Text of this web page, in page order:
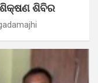
ଶିବିର